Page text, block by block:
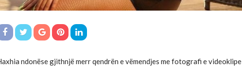
ndonëse gjithnjë merr qendrën e vëmendjes me fotografi e videoklipe